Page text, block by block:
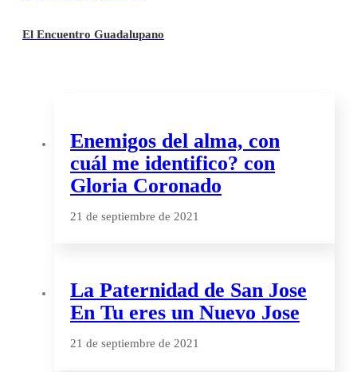
El Encuentro Guadalupano
Enemigos del alma, con
cuál me identifico? con
Gloria Coronado
21 de septiembre de 2021
La Paternidad de San Jose
En Tu eres un Nuevo Jose
21 de septiembre de 2021